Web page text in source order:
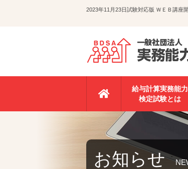
2023年11月23日試験対応版 ＷＥＢ講座
給与計算実務能力
検定試験とは
お知らせ